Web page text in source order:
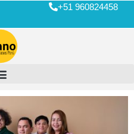
+51 960824458